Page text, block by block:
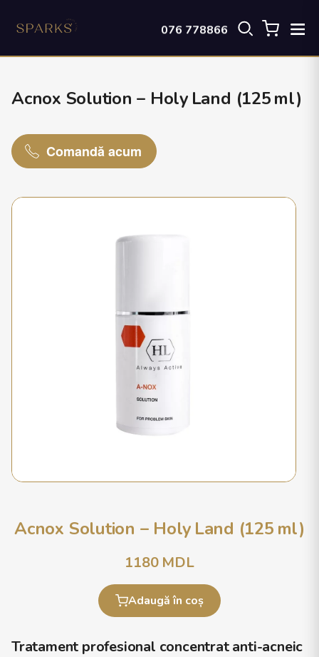
076 778866
Acnox Solution – Holy Land (125 ml)
Comandă acum
Acnox Solution – Holy Land (125 ml)
1180MDL
Adaugă în coș
Tratament profesional concentrat anti-acneic